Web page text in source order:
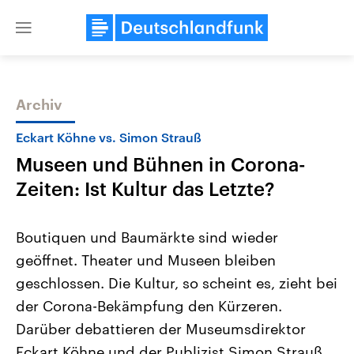
Close
Themen
Landtagswahl Sachsen-Anhalt
2026
Alle Informationen
Sachsen-Anhalt wählt am 6.
September 2026 einen neuen
Landtag. Seit 2021 wird das
Bundesland von einer Koalition aus
USA
Aktuelle Beiträge,
Hintergründe
Wirtschaftlich und
gehören die Vereinigten
den mächtigsten Ländern
mit großem Einfluss auf
Archiv
Eckart Köhne vs. Simon Strauß
Museen und Bühnen in Corona-
Zeiten: Ist Kultur das Letzte?
Boutiquen und Baumärkte sind wieder
geöffnet. Theater und Museen bleiben
geschlossen. Die Kultur, so scheint es, zieht bei
der Corona-Bekämpfung den Kürzeren.
Darüber debattieren der Museumsdirektor